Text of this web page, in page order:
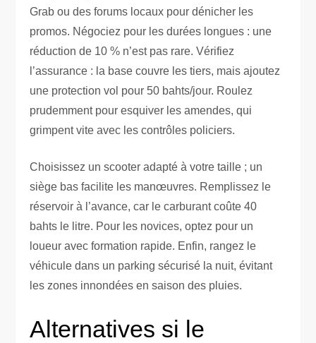
Grab ou des forums locaux pour dénicher les
promos. Négociez pour les durées longues : une
réduction de 10 % n’est pas rare. Vérifiez
l’assurance : la base couvre les tiers, mais ajoutez
une protection vol pour 50 bahts/jour. Roulez
prudemment pour esquiver les amendes, qui
grimpent vite avec les contrôles policiers.
Choisissez un scooter adapté à votre taille ; un
siège bas facilite les manœuvres. Remplissez le
réservoir à l’avance, car le carburant coûte 40
bahts le litre. Pour les novices, optez pour un
loueur avec formation rapide. Enfin, rangez le
véhicule dans un parking sécurisé la nuit, évitant
les zones innondées en saison des pluies.
Alternatives si le